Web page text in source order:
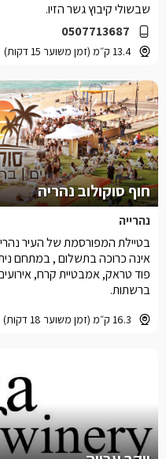
0507713687
13.4 ק״מ (זמן משוער 15 דקות)
שבשולי קיבוץ גשר הזיו.
חוף סוקולוב נהריה
נהרייה
16.3 ק״מ (זמן משוער 18 דקות)
בטיילת המפורסמת של העיר
אינה כרוכה בתשלום , במתחם
פוד טראק, אמבטיית קרח,
ברשתות.